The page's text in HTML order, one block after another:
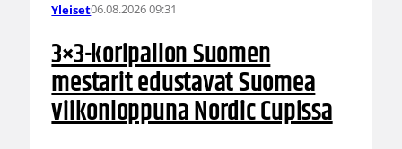
Yleiset06.08.2026 09:31
3×3-koripallon Suomen
mestarit edustavat Suomea
viikonloppuna Nordic Cupissa